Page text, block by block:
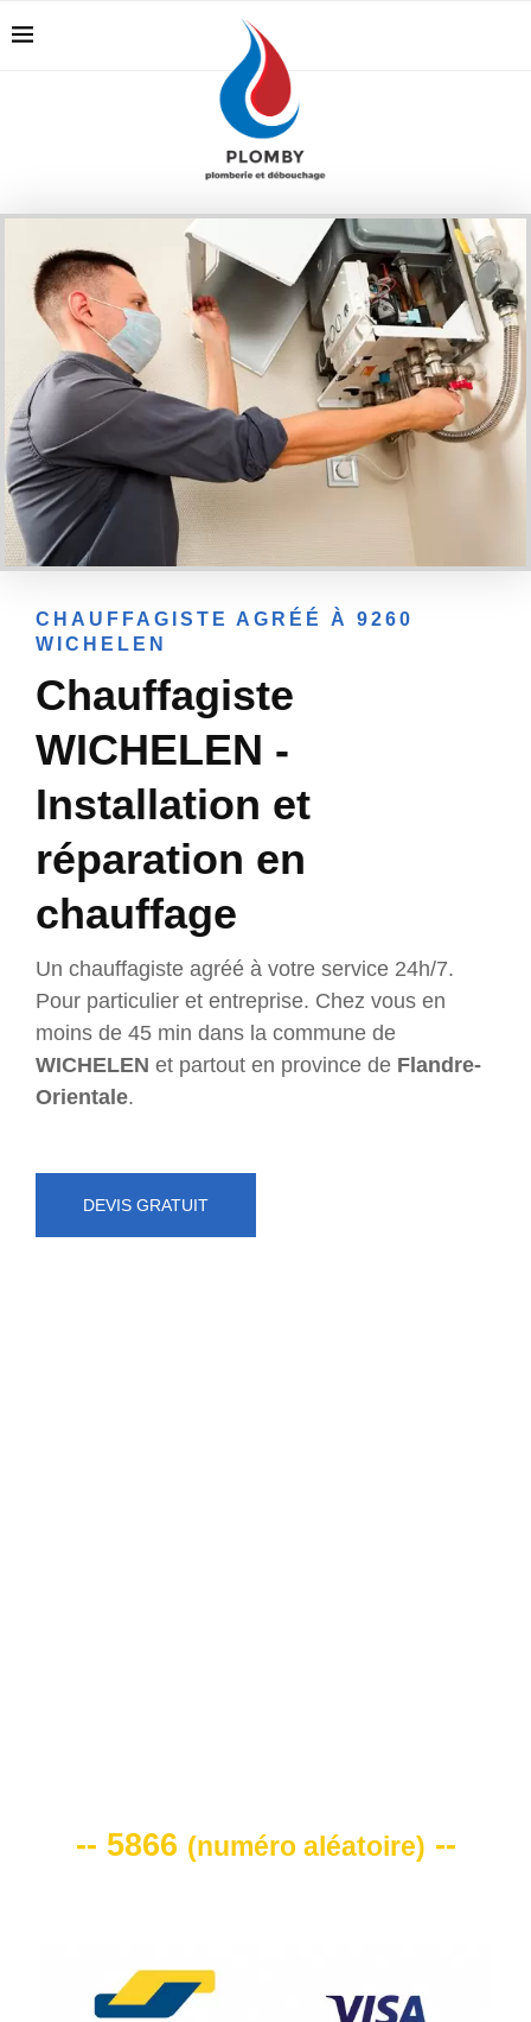
CHAUFFAGISTE AGRÉÉ À 9260
WICHELEN
Chauffagiste
WICHELEN -
Installation et
réparation en
chauffage
Un chauffagiste agréé à votre service 24h/7.
Pour particulier et entreprise. Chez vous en
moins de 45 min dans la commune de
WICHELEN et partout en province de Flandre-
Orientale.
DEVIS GRATUIT
-- 5866 (numéro aléatoire) --